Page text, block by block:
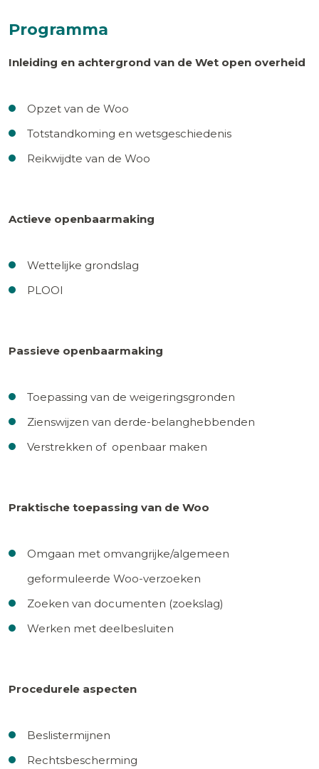
Programma
Inleiding en achtergrond van de Wet open overheid
Opzet van de Woo
Totstandkoming en wetsgeschiedenis
Reikwijdte van de Woo
Actieve openbaarmaking
Wettelijke grondslag
PLOOI
Passieve openbaarmaking
Toepassing van de weigeringsgronden
Zienswijzen van derde-belanghebbenden
Verstrekken of openbaar maken
Praktische toepassing van de Woo
Omgaan met omvangrijke/algemeen
geformuleerde Woo-verzoeken
Zoeken van documenten (zoekslag)
Werken met deelbesluiten
Procedurele aspecten
Beslistermijnen
Rechtsbescherming